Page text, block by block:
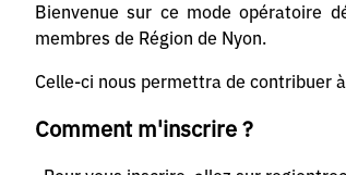
Bienvenue sur ce mode opératoire
membres de Région de Nyon.
Celle-ci nous permettra de contribuer
Comment m'inscrire ?